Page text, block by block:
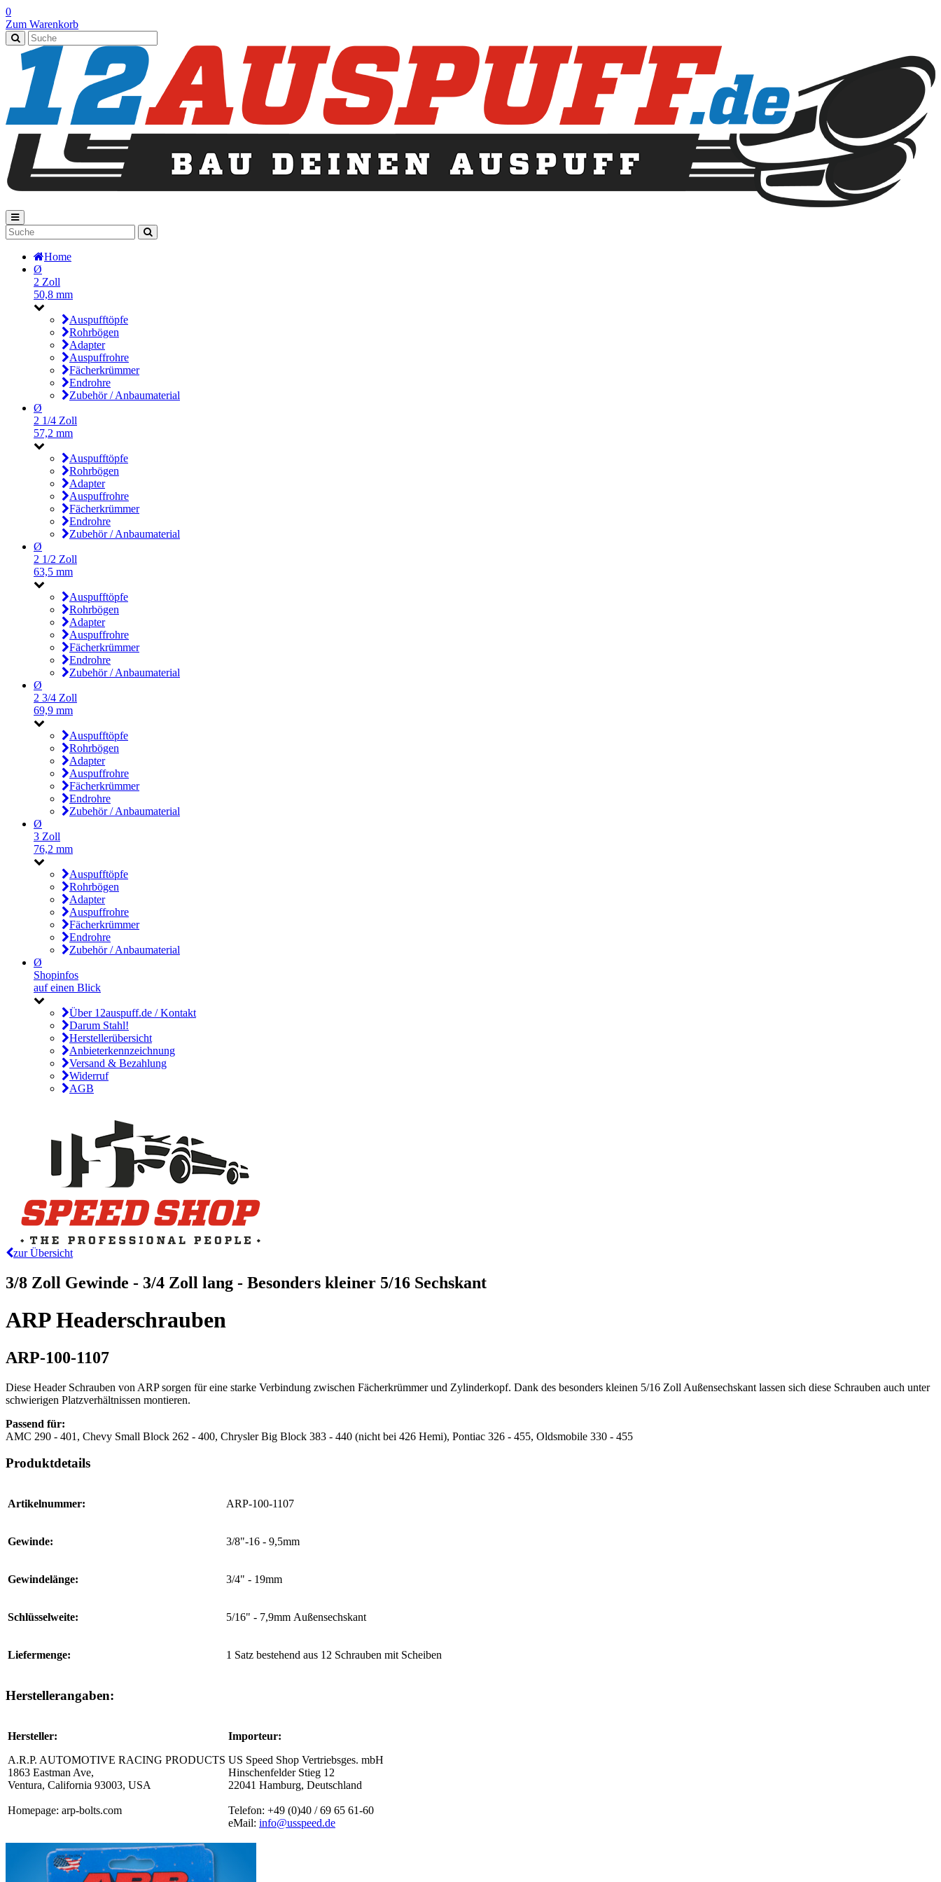
0
Zum Warenkorb
Home
Ø
2 Zoll
50,8 mm
Auspufftöpfe
Rohrbögen
Adapter
Auspuffrohre
Fächerkrümmer
Endrohre
Zubehör / Anbaumaterial
Ø
2 1/4 Zoll
57,2 mm
Auspufftöpfe
Rohrbögen
Adapter
Auspuffrohre
Fächerkrümmer
Endrohre
Zubehör / Anbaumaterial
Ø
2 1/2 Zoll
63,5 mm
Auspufftöpfe
Rohrbögen
Adapter
Auspuffrohre
Fächerkrümmer
Endrohre
Zubehör / Anbaumaterial
Ø
2 3/4 Zoll
69,9 mm
Auspufftöpfe
Rohrbögen
Adapter
Auspuffrohre
Fächerkrümmer
Endrohre
Zubehör / Anbaumaterial
Ø
3 Zoll
76,2 mm
Auspufftöpfe
Rohrbögen
Adapter
Auspuffrohre
Fächerkrümmer
Endrohre
Zubehör / Anbaumaterial
Ø
Shopinfos
auf einen Blick
Über 12auspuff.de / Kontakt
Darum Stahl!
Herstellerübersicht
Anbieterkennzeichnung
Versand & Bezahlung
Widerruf
AGB
zur Übersicht
3/8 Zoll Gewinde - 3/4 Zoll lang - Besonders kleiner 5/16 Sechskant
ARP Headerschrauben
ARP-100-1107
Diese Header Schrauben von ARP sorgen für eine starke Verbindung zwischen Fächerkrümmer und Zylinderkopf. Dank des besonders kleinen 5/16 Zoll Außensechskant lassen sich diese Schrauben auch unter
schwierigen Platzverhältnissen montieren.
Passend für:
AMC 290 - 401, Chevy Small Block 262 - 400, Chrysler Big Block 383 - 440 (nicht bei 426 Hemi), Pontiac 326 - 455, Oldsmobile 330 - 455
Produktdetails
Artikelnummer: ARP-100-1107
Gewinde: 3/8"-16 - 9,5mm
Gewindelänge: 3/4" - 19mm
Schlüsselweite: 5/16" - 7,9mm Außensechskant
Liefermenge: 1 Satz bestehend aus 12 Schrauben mit Scheiben
Herstellerangaben:
Hersteller:
A.R.P. AUTOMOTIVE RACING PRODUCTS
1863 Eastman Ave,
Ventura, California 93003, USA
Homepage: arp-bolts.com
Importeur:
US Speed Shop Vertriebsges. mbH
Hinschenfelder Stieg 12
22041 Hamburg, Deutschland
Telefon: +49 (0)40 / 69 65 61-60
eMail: info@usspeed.de